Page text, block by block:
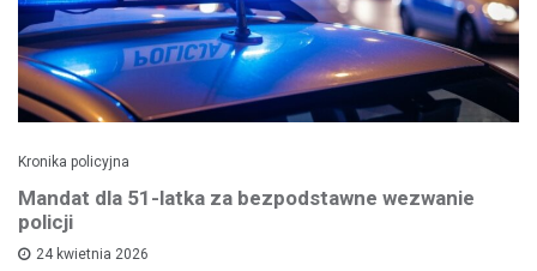
Kronika policyjna
Mandat dla 51-latka za bezpodstawne wezwanie
policji
24 kwietnia 2026